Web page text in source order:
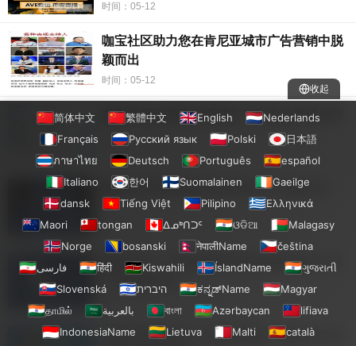
时间：05-12
咖宝社区助力您在肯尼亚城市广告营销中脱
颖而出
时间：05-12
咖宝社区引领肯尼亚城市广告投放领域创新
时间：05-12
咖宝社区带您探索肯尼亚城市广告新风尚
时间：05-12
咖宝社区：打造坦桑尼亚城市最具影响力的
广告投放活动
时间：05-12
坦桑尼亚城市的广告投放策略，咖宝社区帮
收起
简体中文 繁體中文 English
Nederlands
Français
Русский язык Polski
日本語
ภาษาไทย
Deutsch Português
español
Italiano
한어 Suomalainen
Gaeilge
dansk
Tiếng Việt Pilipino
Ελληνικά
Maori
tongan ᐃᓄᒃᑎᑐᑦ ଓଡିଆ
Malagasy
Norge
bosanski नेपालीName
čeština
فارسی
हिंदी Kiswahili ÍslandName
ગુજરાતી
Slovenská
היברית ಕನ್ನಡ್Name
Magyar
தாமில்
بالعربية বাংলা Azərbaycan
lifiava
IndonesiaName
Lietuva Malti català